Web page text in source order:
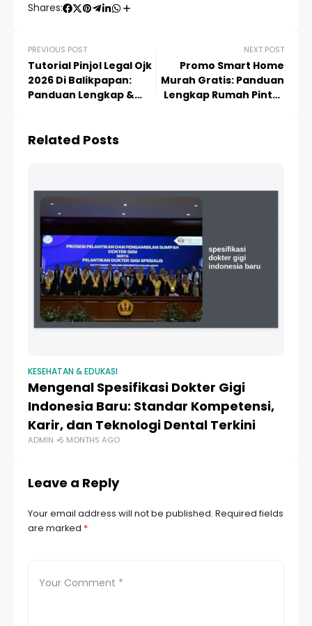
Shares:
PREVIOUS POST
Tutorial Pinjol Legal Ojk
2026 Di Balikpapan:
Panduan Lengkap &
NEXT POST
Promo Smart Home
Murah Gratis: Panduan
Lengkap Rumah Pintar
Related Posts
KESEHATAN & EDUKASI
Mengenal Spesifikasi Dokter Gigi
Indonesia Baru: Standar Kompetensi,
Karir, dan Teknologi Dental Terkini
ADMIN 5 MONTHS AGO
Leave a Reply
Your email address will not be published. Required fields
are marked *